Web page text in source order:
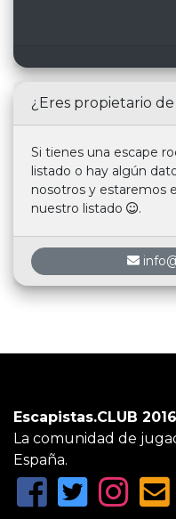
¿Eres propietario
Si tienes una escape
listado o hay algún
nosotros y estaremos
nuestro listado
.
Escapistas.CLUB
La comunidad de
España.